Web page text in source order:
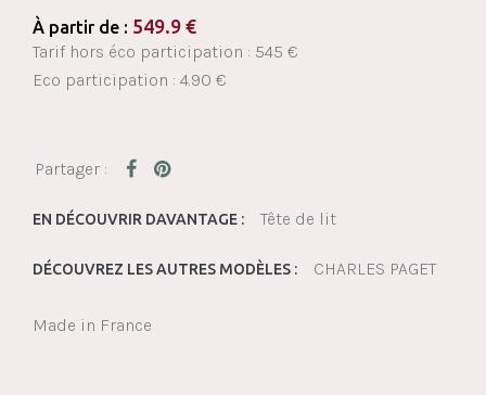
À partir de : 549.9 €
Tarif hors éco participation : 545 €
Eco participation : 4.90 €
EN DÉCOUVRIR DAVANTAGE : Tête de lit
DÉCOUVREZ LES AUTRES MODÈLES : CHARLES PAGET
Made in France